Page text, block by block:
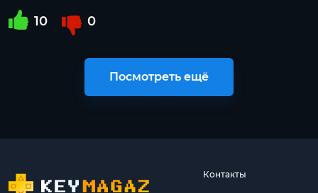
10 0
Посмотреть ещё
Контакты